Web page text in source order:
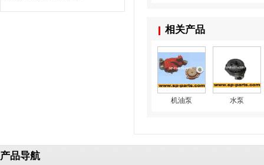
相关产品
机油泵 水泵
产品导航